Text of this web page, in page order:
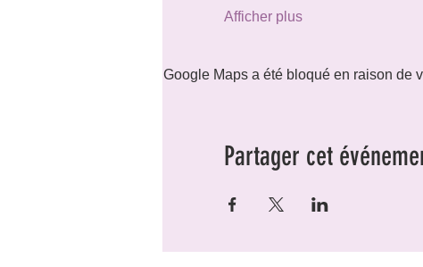
Afficher plus
Google Maps a été bloqué en raison de
Partager cet